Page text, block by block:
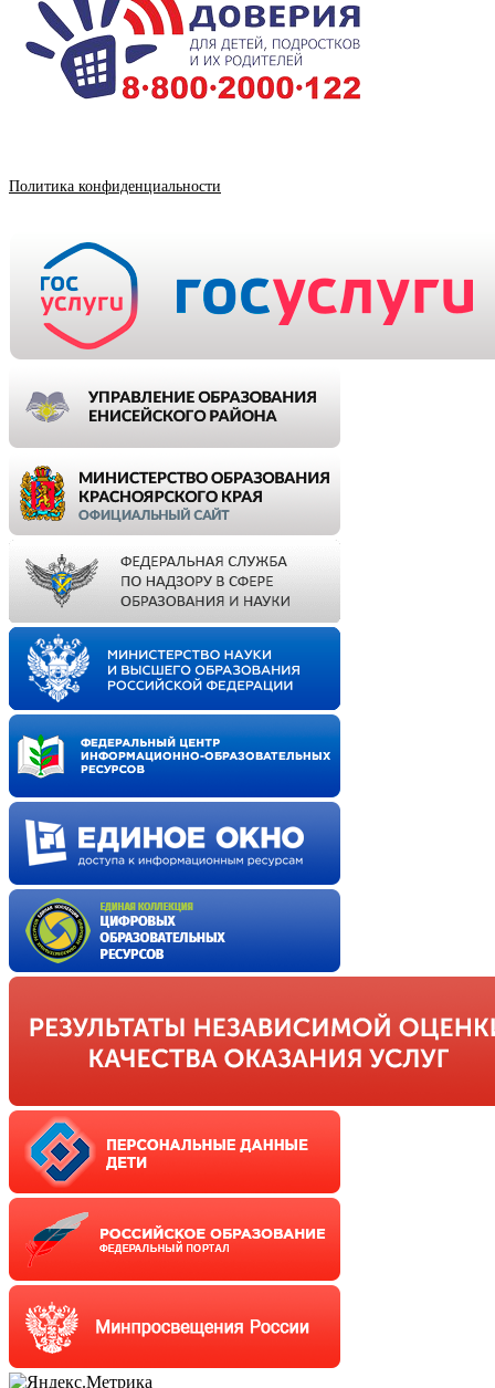
Политика конфиденциальности